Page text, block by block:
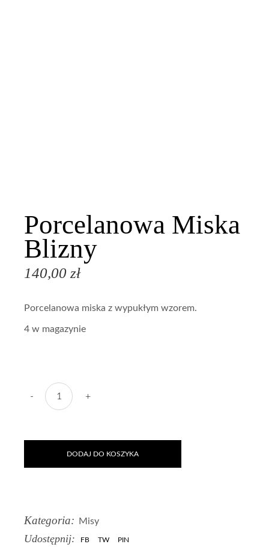
Porcelanowa Miska
Blizny
140,00zł
Porcelanowa miska z wypukłym wzorem.
4 w magazynie
Ilość Porcelanowa Miska Blizny
-
+
DODAJ DO KOSZYKA
Kategoria: Misy
Udostępnij: FB TW PIN